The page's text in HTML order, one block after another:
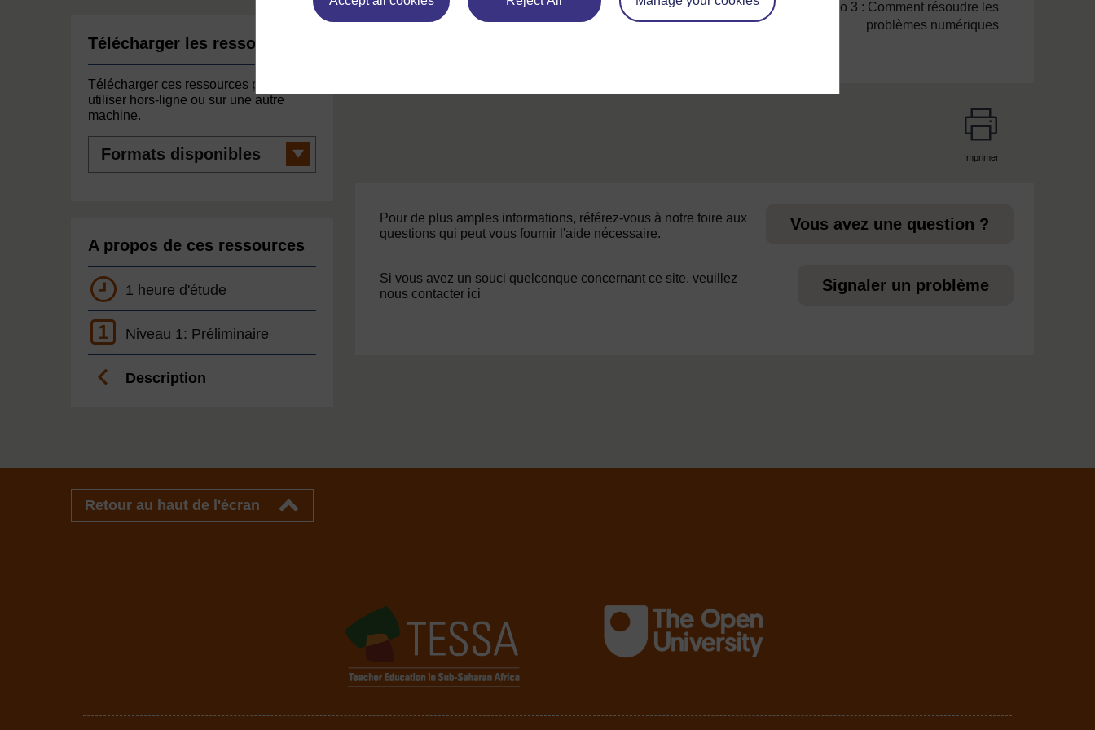
Télécharger les ressources
Télécharger ces ressources pour les
utiliser hors-ligne ou sur une autre
machine.
disponibles
A propos de ces ressources
1 heure d'étude
1 Niveau 1: Préliminaire
Description
Ressource 3 : Tableaux partiels de nombres
Section numéro 3 : Comment résoudre les
problèmes numériques
Imprimer
Pour de plus amples informations, référez-vous à notre foire aux
questions qui peut vous fournir l'aide nécessaire.
Vous avez une question ?
Si vous avez un souci quelconque concernant ce site, veuillez
nous contacter ici
Signaler un problème
Retour au haut de l'écran